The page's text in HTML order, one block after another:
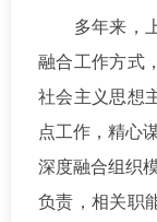
多年来，上
融合工作方式
社会主义思想
点工作，精心
深度融合组织
负责，相关职